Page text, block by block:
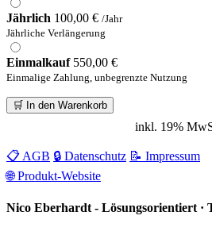
Jährlich 100,00 € /Jahr
Jährliche Verlängerung
Einmalkauf 550,00 €
Einmalige Zahlung, unbegrenzte Nutzung
🛒 In den Warenkorb
inkl. 19%
📋 AGB 🔒 Datenschutz 📝 Impressum
🌐 Produkt-Website
Nico Eberhardt - Lösungsorientiert ·